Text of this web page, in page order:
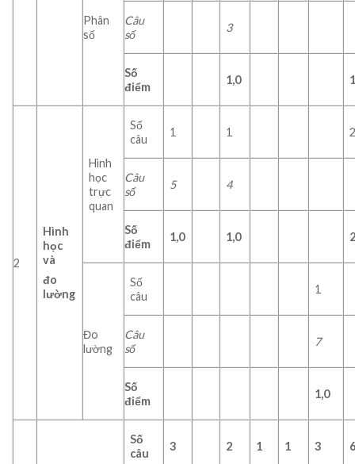
Phân
số
Câu
số
3
Số
điểm
1,0
2
Hình
học
và
đo
lường
Hình
học
trực
quan
Số
câu
1 1
Câu
số
5 4
Số
điểm
1,0 1,0
Đo
lường
Số
câu
1
Câu
số
7
Số
điểm
1,0
Số
câu
3 2 1 1 3